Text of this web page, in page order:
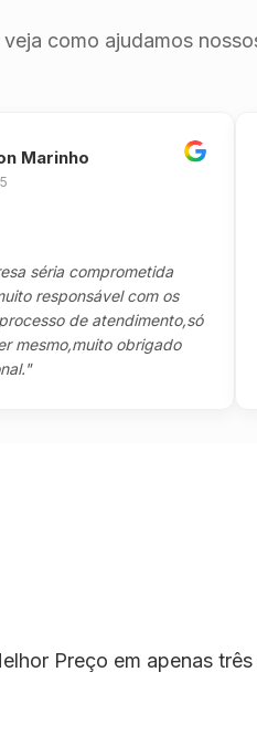
como ajudamos
comprometida
com os
de atendimento,só
obrigado
Preço em apenas três